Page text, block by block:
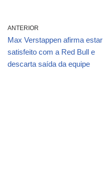
ANTERIOR
Max Verstappen afirma estar
satisfeito com a Red Bull e
descarta saída da equipe